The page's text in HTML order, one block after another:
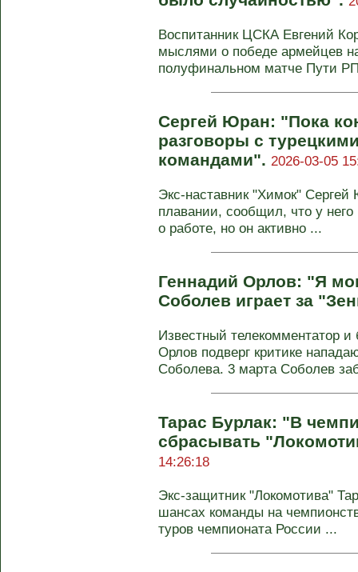
Воспитанник ЦСКА Евгений
мыслями о победе армейцев
полуфинальном матче Пути
Сергей Юран: "Пока
разговоры с
командами". 2026-03-05
Экс-наставник "Химок"
плавании, сообщил, что у него
о работе, но он активно ...
Геннадий Орлов: "Я
Соболев играет за
Известный телекомментатор
Орлов подверг критике
Соболева. 3 марта Соболев
Тарас Бурлак: "В
сбрасывать
14:26:18
Экс-защитник "Локомотива"
шансах команды на
туров чемпионата России ...